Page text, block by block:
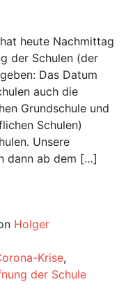
heute Nachmittag
der Schulen (der
Das Datum
auch die
Grundschule und
Schulen)
Unsere
dann ab dem […]
Holger
Krise,
der Schule